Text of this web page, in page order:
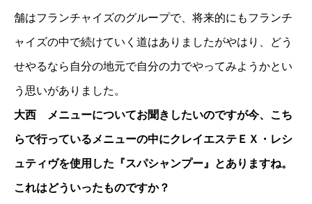
舗はフランチャイズのグループで、将来的にもフランチ
ャイズの中で続けていく道はありましたがやはり、どう
せやるなら自分の地元で自分の力でやってみようかとい
う思いがありました。
大西 メニューについてお聞きしたいのですが今、こち
らで行っているメニューの中にクレイエステＥＸ・レシ
ュティヴを使用した『スパシャンプー』とありますね。
これはどういったものですか？